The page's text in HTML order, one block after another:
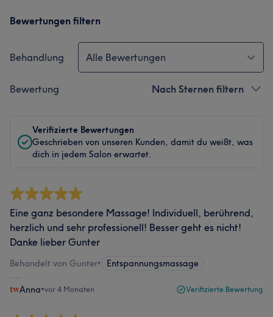
Bewertungen filtern
Behandlung Alle Bewertungen
Bewertung Nach Sternen filtern
Verifizierte Bewertungen
Geschrieben von unseren Kunden, damit du weißt, was
dich in jedem Salon erwartet.
Eine ganz besondere Massage! Individuell, berührend,
herzlich und sehr professionell! Besser geht es nicht!
Danke lieber Gunter
Behandelt von Gunter• Entspannungsmassage
Anna•vor 4 Monaten Verifizierte Bewertung